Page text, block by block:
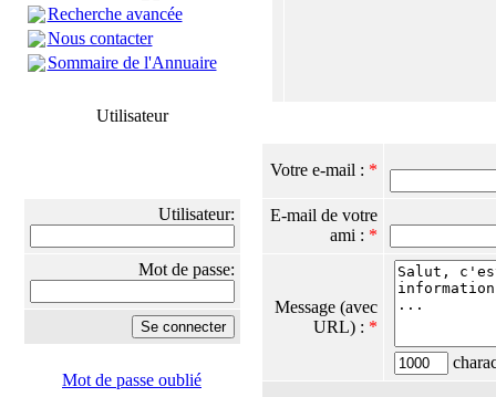
Recherche avancée
Nous contacter
Sommaire de l'Annuaire
Utilisateur
Utilisateur:
Mot de passe:
Mot de passe oublié
Votre e-mail : *
E-mail de votre
ami : *
Message (avec
URL) : *